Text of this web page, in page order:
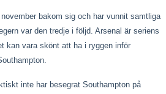
november bakom sig och har vunnit samtliga
var den tredje i följd. Arsenal är seriens
kan vara skönt att ha i ryggen inför
inte har besegrat Southampton på